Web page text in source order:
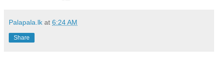
Palapala.lk at 6:24 AM
Share